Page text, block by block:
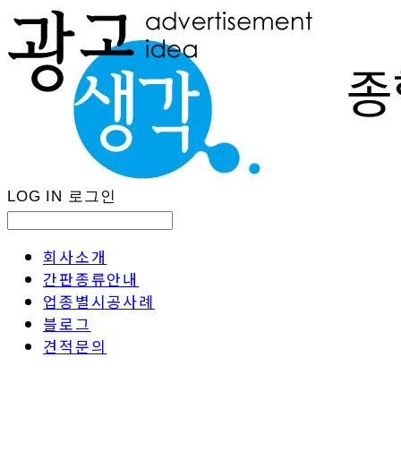
LOG IN 로그인
회사소개
간판종류안내
업종별시공사례
블로그
견적문의